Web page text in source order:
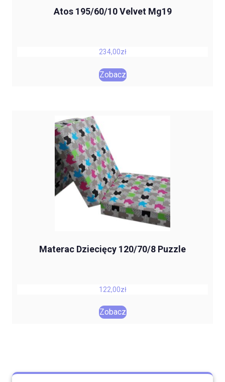
Atos 195/60/10 Velvet Mg19
234,00zł
Zobacz
Materac Dziecięcy 120/70/8 Puzzle
122,00zł
Zobacz